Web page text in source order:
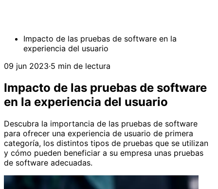
Impacto de las pruebas de software en la
experiencia del usuario
09 jun 2023·5 min de lectura
Impacto de las pruebas de software
en la experiencia del usuario
Descubra la importancia de las pruebas de software
para ofrecer una experiencia de usuario de primera
categoría, los distintos tipos de pruebas que se utilizan
y cómo pueden beneficiar a su empresa unas pruebas
de software adecuadas.